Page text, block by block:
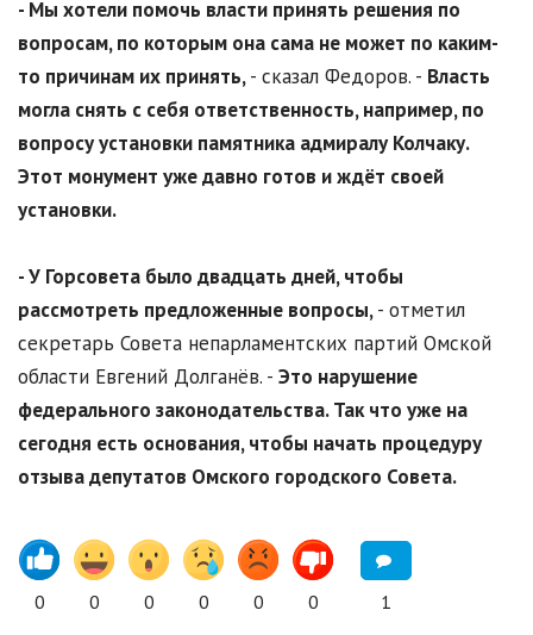
- Мы хотели помочь власти принять решения по
вопросам, по которым она сама не может по каким-
то причинам их принять,- сказал Федоров. - Власть
могла снять с себя ответственность, например, по
вопросу установки памятника адмиралу Колчаку.
Этот монумент уже давно готов и ждёт своей
установки.
- У Горсовета было двадцать дней, чтобы
рассмотреть предложенные вопросы,- отметил
секретарь Совета непарламентских партий Омской
области Евгений Долганёв. - Это нарушение
федерального законодательства. Так что уже на
сегодня есть основания, чтобы начать процедуру
отзыва депутатов Омского городского Совета.
0 0 0 0 0 0 1